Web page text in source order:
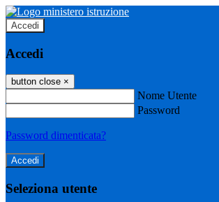
Accedi
Accedi
button close ×
Nome Utente
Password
Password dimenticata?
Seleziona utente